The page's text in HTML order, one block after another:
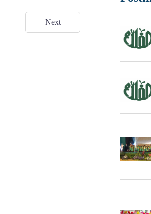
Next